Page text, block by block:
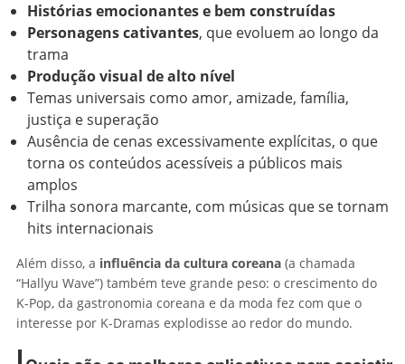
Histórias emocionantes e bem construídas
Personagens cativantes, que evoluem ao longo da
trama
Produção visual de alto nível
Temas universais como amor, amizade, família,
justiça e superação
Ausência de cenas excessivamente explícitas, o que
torna os conteúdos acessíveis a públicos mais
amplos
Trilha sonora marcante, com músicas que se tornam
hits internacionais
Além disso, a influência da cultura coreana (a chamada
“Hallyu Wave”) também teve grande peso: o crescimento do
K-Pop, da gastronomia coreana e da moda fez com que o
interesse por K-Dramas explodisse ao redor do mundo.